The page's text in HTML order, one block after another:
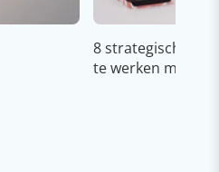
8 strategische
te werken met